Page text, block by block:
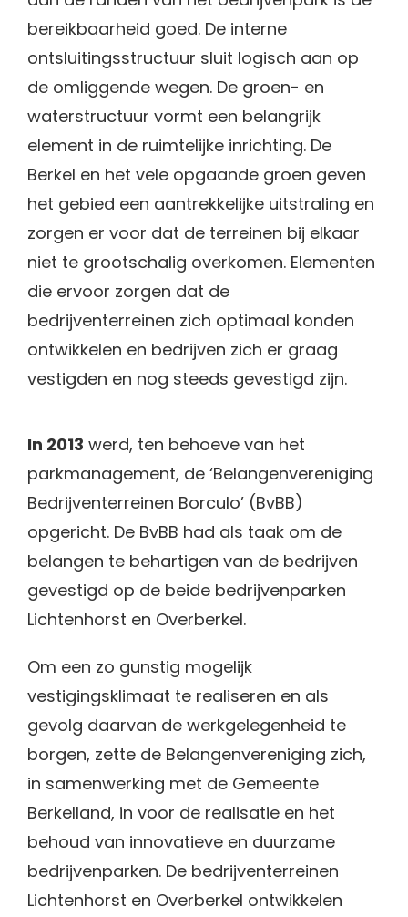
bereikbaarheid goed. De interne
ontsluitingsstructuur sluit logisch aan op
de omliggende wegen. De groen- en
waterstructuur vormt een belangrijk
element in de ruimtelijke inrichting. De
Berkel en het vele opgaande groen geven
het gebied een aantrekkelijke uitstraling en
zorgen er voor dat de terreinen bij elkaar
niet te grootschalig overkomen. Elementen
die ervoor zorgen dat de
bedrijventerreinen zich optimaal konden
ontwikkelen en bedrijven zich er graag
vestigden en nog steeds gevestigd zijn.
In 2013 werd, ten behoeve van het
parkmanagement, de ‘Belangenvereniging
Bedrijventerreinen Borculo’ (BvBB)
opgericht. De BvBB had als taak om de
belangen te behartigen van de bedrijven
gevestigd op de beide bedrijvenparken
Lichtenhorst en Overberkel.
Om een zo gunstig mogelijk
vestigingsklimaat te realiseren en als
gevolg daarvan de werkgelegenheid te
borgen, zette de Belangenvereniging zich,
in samenwerking met de Gemeente
Berkelland, in voor de realisatie en het
behoud van innovatieve en duurzame
bedrijvenparken. De bedrijventerreinen
Lichtenhorst en Overberkel ontwikkelen